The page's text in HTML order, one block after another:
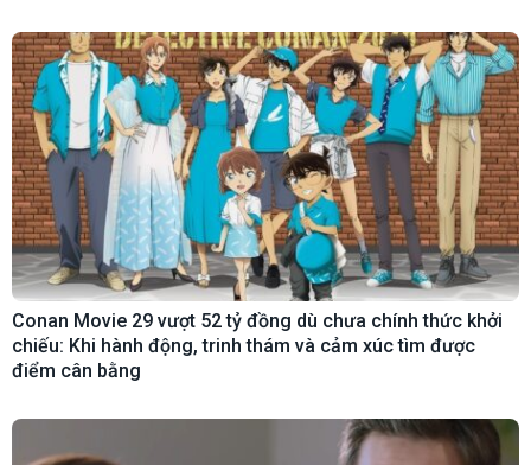
Conan Movie 29 vượt 52 tỷ đồng dù chưa chính thức khởi
chiếu: Khi hành động, trinh thám và cảm xúc tìm được
điểm cân bằng